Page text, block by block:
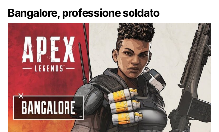
Bangalore, professione soldato